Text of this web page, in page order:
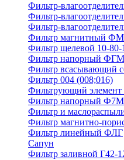
Фильтр-
Фильтр-
Фильтр-
Фильтр магнитный
Фильтр щелевой 10-80-
Фильтр напорный ФГМ
Фильтр всасывающий
Фильтр 004 (008;016)
Фильтрующий элемент
Фильтр напорный Ф7М
Фильтр и
Фильтр магнитно-
Фильтр линейный ФЛГ
Сапун
Фильтр заливной Г42-